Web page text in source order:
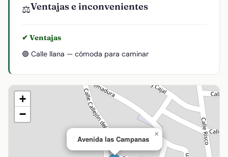
⚖️Ventajas e inconvenientes
✔ Ventajas
🟢 Calle llana — cómoda para caminar
Avenida las Campanas
×
+
−